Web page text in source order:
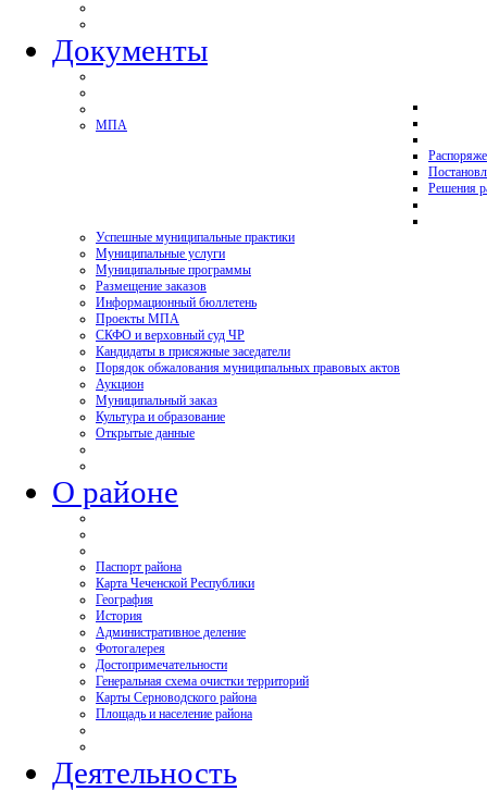
Документы
МПА
Решения
Успешные муниципальные практики
Муниципальные услуги
Муниципальные программы
Размещение заказов
Информационный бюллетень
Проекты МПА
СКФО и верховный суд ЧР
Кандидаты в присяжные заседатели
Порядок обжалования муниципальных правовых актов
Аукцион
Муниципальный заказ
Культура и образование
Открытые данные
О районе
Паспорт района
Карта Чеченской Республики
География
История
Административное деление
Фотогалерея
Достопримечательности
Генеральная схема очистки территорий
Карты Серноводского района
Площадь и население района
Деятельность